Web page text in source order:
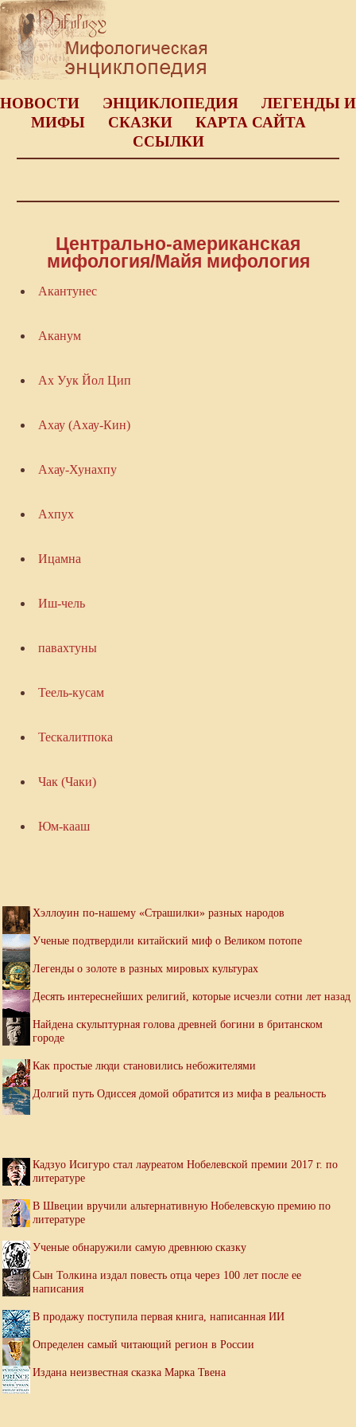
НОВОСТИ ЭНЦИКЛОПЕДИЯ
ЛЕГЕНДЫ И
МИФЫ
СКАЗКИ
КАРТА САЙТА
ССЫЛКИ
Центрально-американская
мифология/Майя мифология
Акантунес
Аканум
Ах Уук Йол Цип
Ахау (Ахау-Кин)
Ахау-Хунахпу
Ахпух
Ицамна
Иш-чель
павахтуны
Теель-кусам
Тескалитпока
Чак (Чаки)
Юм-кааш
Хэллоуин по-нашему «Страшилки» разных народов
Ученые подтвердили китайский миф о Великом потопе
Легенды о золоте в разных мировых культурах
Десять интереснейших религий, которые исчезли сотни лет назад
Найдена скульптурная голова древней богини в британском
городе
Как простые люди становились небожителями
Долгий путь Одиссея домой обратится из мифа в реальность
Кадзуо Исигуро стал лауреатом Нобелевской премии 2017 г. по
литературе
В Швеции вручили альтернативную Нобелевскую премию по
литературе
Ученые обнаружили самую древнюю сказку
Сын Толкина издал повесть отца через 100 лет после ее
написания
В продажу поступила первая книга, написанная ИИ
Определен самый читающий регион в России
Издана неизвестная сказка Марка Твена